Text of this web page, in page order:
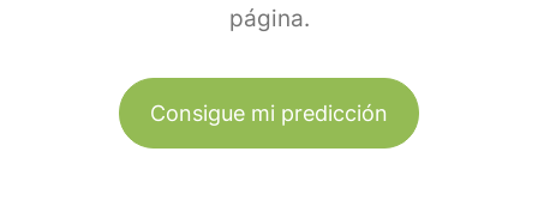
página.
Consigue mi predicción